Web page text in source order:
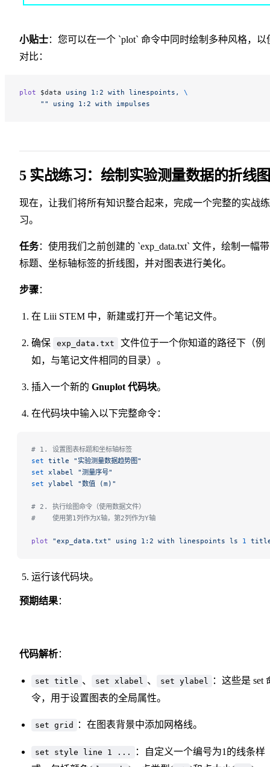
小贴士：您可以在一个 `plot` 命令中同时绘制多种风格，以
对比：
plot $data using 1:2 with linespoints,
\
     ""
using 1:2 with impulses
5 实战练习：绘制实验测量数据的折线图
现在，让我们将所有知识整合起来，完成一个完整的实战练
习。
任务：使用我们之前创建的 `exp_data.txt` 文件，绘制一幅
标题、坐标轴标签的折线图，并对图表进行美化。
步骤：
在 Liii STEM 中，新建或打开一个笔记文件。
确保 exp_data.txt
文件位于一个你知道的路径下（例
如，与笔记文件相同的目录）。
插入一个新的 Gnuplot 代码块。
在代码块中输入以下完整命令：
# 1. 设置图表标题和坐标轴标签
set title "实验测量数据趋势图"
set xlabel
"测量序号"
set ylabel "数值 (m)"
# 2. 执行绘图命令（使用数据文件）
#    使用第1列作为X轴，第2列作为Y轴
plot "exp_data.txt" using 1:2 with linespoints ls 1
运行该代码块。
预期结果：
代码解析：
set title 、 set xlabel 、 set ylabel
：这些是 set
令，用于设置图表的全局属性。
set grid ：在图表背景中添加网格线。
set style line 1 ...
：自定义一个编号为1的线条样